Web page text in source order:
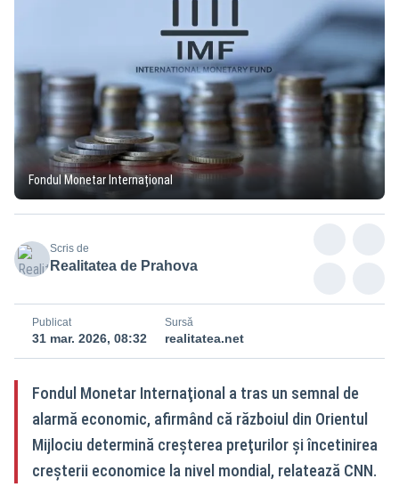
Fondul Monetar Internațional
Scris de
Realitatea de Prahova
Publicat
31 mar. 2026, 08:32
Sursă
realitatea.net
Fondul Monetar Internaţional a tras un semnal de
alarmă economic, afirmând că războiul din Orientul
Mijlociu determină creşterea preţurilor şi încetinirea
creşterii economice la nivel mondial, relatează CNN.